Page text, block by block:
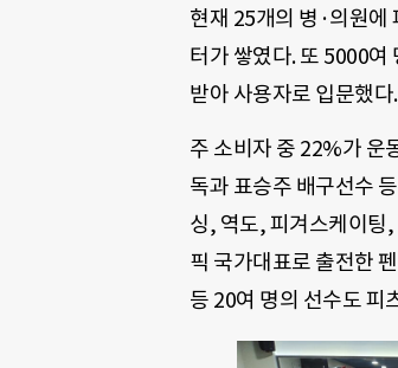
현재 25개의 병·의원에
터가 쌓였다. 또 5000여
받아 사용자로 입문했다.
주 소비자 중 22%가 운
독과 표승주 배구선수
싱, 역도, 피겨스케이팅
픽 국가대표로 출전한
등 20여 명의 선수도 피